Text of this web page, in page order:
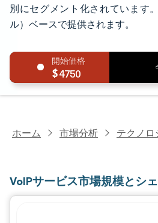
別にセグメント化されています
ル）ベースで提供されます。
4750
ホーム 市場分析 テクノ
VoIPサービス市場規模とシ